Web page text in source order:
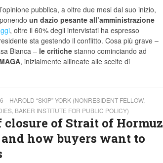
pubblica, a oltre due mesi dal suo inizio,
un dazio pesante all’amministrazione
, oltre il 60% degli intervistati ha espresso
sta gestendo il conflitto. Cosa più grave –
Bianca – le critichestanno cominciando ad
, inizialmente allineate alle scelte di
HAROLD “SKIP” YORK (NONRESIDENT FELLOW,
BAKER INSTITUTE FOR PUBLIC POLICY)
closure of Strait of Hormuz
how buyers want to